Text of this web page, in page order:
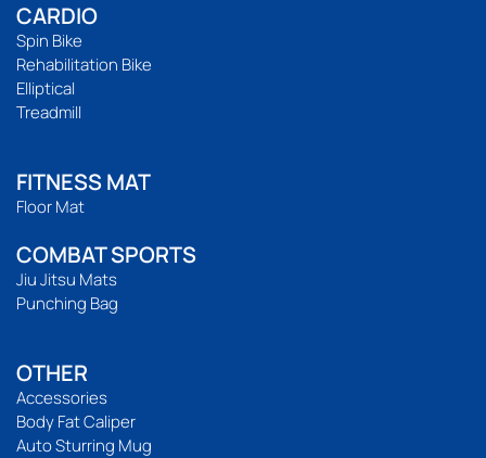
CARDIO
Spin Bike
Rehabilitation Bike
Elliptical
Treadmill
FITNESS MAT
Floor Mat
COMBAT SPORTS
Jiu Jitsu Mats
Punching Bag
OTHER
Accessories
Body Fat Caliper
Auto Sturring Mug